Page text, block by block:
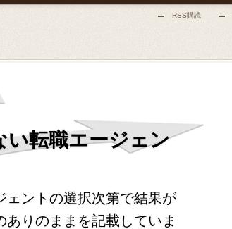
RSS購読
い転職エージェン
ェントの選択次第で結果が
りのままを記載していま